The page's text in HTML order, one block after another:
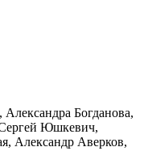
Богданова,
Юшкевич,
Александр Аверков,